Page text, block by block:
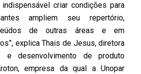
criar condições para
ampliem seu repertório,
de outras áreas e em
explica Thais de Jesus, diretora
e desenvolvimento de produto
empresa da qual a Unopar